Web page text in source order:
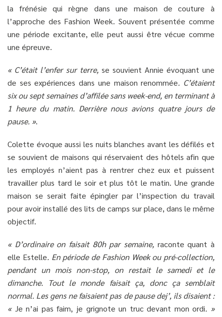
la frénésie qui règne dans une maison de couture à
l’approche des Fashion Week. Souvent présentée comme
une période excitante, elle peut aussi être vécue comme
une épreuve.
« C’était l’enfer sur terre, se souvient Annie évoquant une
de ses expériences dans une maison renommée. C’étaient
six ou sept semaines d’affilée sans week-end, en terminant à
1 heure du matin. Derrière nous avions quatre jours de
pause. ».
Colette évoque aussi les nuits blanches avant les défilés et
se souvient de maisons qui réservaient des hôtels afin que
les employés n’aient pas à rentrer chez eux et puissent
travailler plus tard le soir et plus tôt le matin. Une grande
maison se serait faite épingler par l’inspection du travail
pour avoir installé des lits de camps sur place, dans le même
objectif.
« D’ordinaire on faisait 80h par semaine, raconte quant à
elle Estelle. En période de Fashion Week ou pré-collection,
pendant un mois non-stop, on restait le samedi et le
dimanche. Tout le monde faisait ça, donc ça semblait
normal. Les gens ne faisaient pas de pause dej’, ils disaient :
« Je n’ai pas faim, je grignote un truc devant mon ordi. »